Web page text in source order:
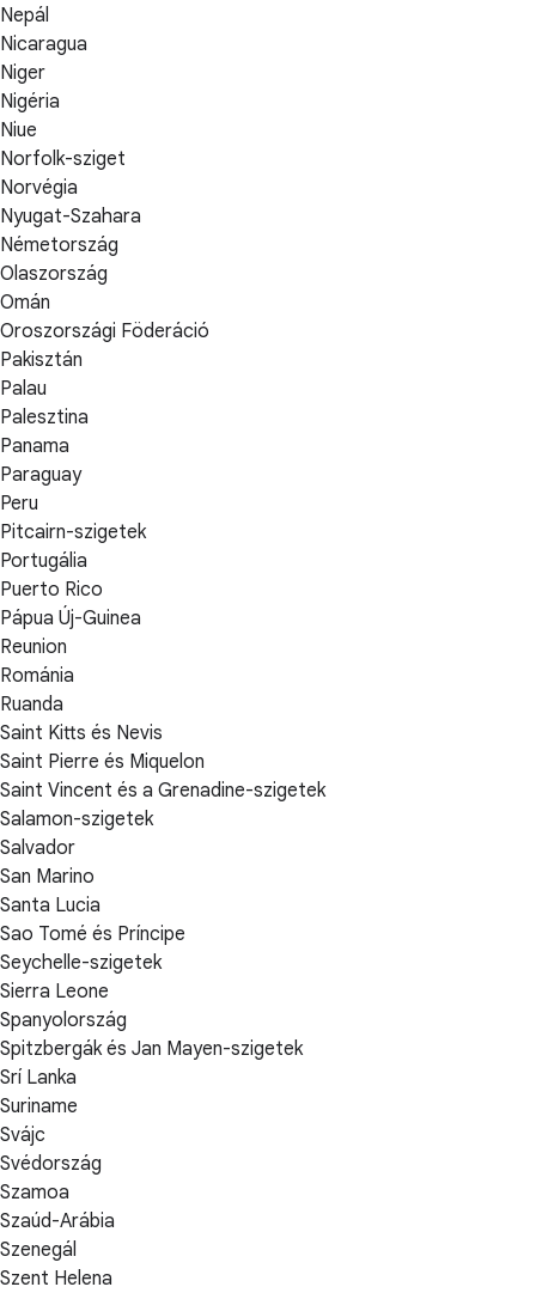
Nepál
Nicaragua
Niger
Nigéria
Niue
Norfolk-sziget
Norvégia
Nyugat-Szahara
Németország
Olaszország
Omán
Oroszországi Föderáció
Pakisztán
Palau
Palesztina
Panama
Paraguay
Peru
Pitcairn-szigetek
Portugália
Puerto Rico
Pápua Új-Guinea
Reunion
Románia
Ruanda
Saint Kitts és Nevis
Saint Pierre és Miquelon
Saint Vincent és a Grenadine-szigetek
Salamon-szigetek
Salvador
San Marino
Santa Lucia
Sao Tomé és Príncipe
Seychelle-szigetek
Sierra Leone
Spanyolország
Spitzbergák és Jan Mayen-szigetek
Srí Lanka
Suriname
Svájc
Svédország
Szamoa
Szaúd-Arábia
Szenegál
Szent Helena